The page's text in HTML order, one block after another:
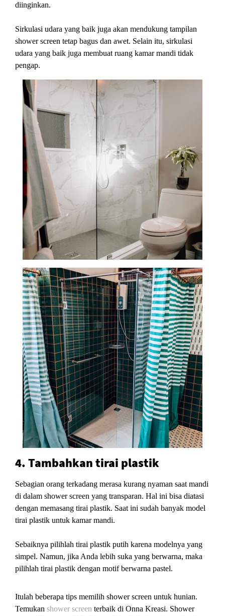
diinginkan.
Sirkulasi udara yang baik juga akan mendukung tampilan
shower screen tetap bagus dan awet. Selain itu, sirkulasi
udara yang baik juga membuat ruang kamar mandi tidak
pengap.
4. Tambahkan tirai plastik
Sebagian orang terkadang merasa kurang nyaman saat mandi
di dalam shower screen yang transparan. Hal ini bisa diatasi
dengan memasang tirai plastik. Saat ini sudah banyak model
tirai plastik untuk kamar mandi.
Sebaiknya pilihlah tirai plastik putih karena modelnya yang
simpel. Namun, jika Anda lebih suka yang berwarna, maka
pilihlah tirai plastik dengan motif berwarna pastel.
Itulah beberapa tips memilih shower screen untuk hunian.
Temukan shower screen terbaik di Onna Kreasi. Shower